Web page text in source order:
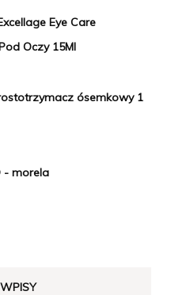
Eye Care
Oczy 15Ml
ósemkowy 1
- morela